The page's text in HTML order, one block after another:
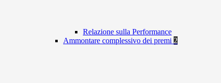
Relazione sulla Performance
Ammontare complessivo dei premi 2